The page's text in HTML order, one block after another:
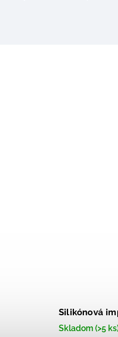
Silikónová
Skladom (>5